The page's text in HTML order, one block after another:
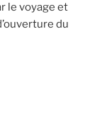
le voyage et
du